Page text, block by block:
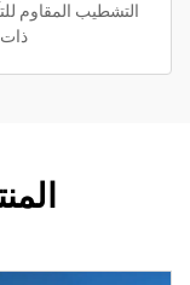
المقاوم للتآكل الأداء
ذات الرطوبة